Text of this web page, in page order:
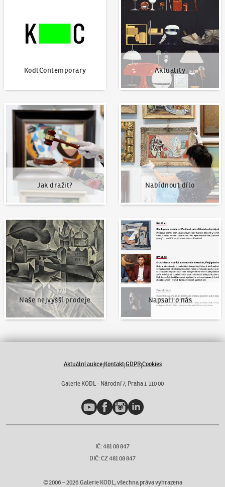
KodlContemporary Aktuality
Jak dražit?
Jak dražit?
Nabídnout dílo
Nabídnout dílo
Naše nejvyšší prodeje
Naše nejvyšší prodeje
Napsali o nás
Napsali o nás
Aktuální aukce|Kontakt|GDPR|Cookies
Galerie KODL - Národní 7, Praha 1 110 00
YouTubeFacebookInstagramLinkedIn
IČ: 481 08 847
DIČ: CZ 481 08 847
©2006 –2026 Galerie KODL, všechna práva vyhrazena